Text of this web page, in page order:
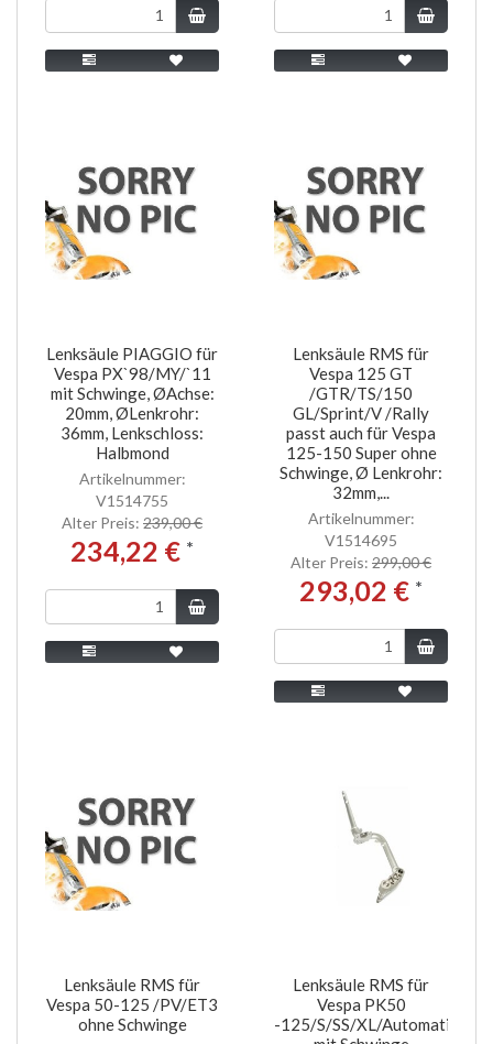
Lenksäule PIAGGIO für
Vespa PX`98/MY/`11
mit Schwinge, ØAchse:
20mm, ØLenkrohr:
36mm, Lenkschloss:
Halbmond
Artikelnummer:
V1514755
Alter Preis: 239,00 €
234,22 € *
Lenksäule RMS für
Vespa 125 GT
/GTR/TS/150
GL/Sprint/V /Rally
passt auch für Vespa
125-150 Super ohne
Schwinge, Ø Lenkrohr:
32mm,...
Artikelnummer:
V1514695
Alter Preis: 299,00 €
293,02 € *
Lenksäule RMS für
Vespa 50-125 /PV/ET3
ohne Schwinge
Lenksäule RMS für
Vespa PK50
-125/S/SS/XL/Automatica